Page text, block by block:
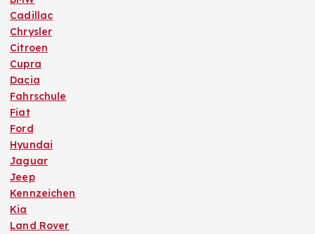
Cadillac
Chrysler
Citroen
Cupra
Dacia
Fahrschule
Fiat
Ford
Hyundai
Jaguar
Jeep
Kennzeichen
Kia
Land Rover